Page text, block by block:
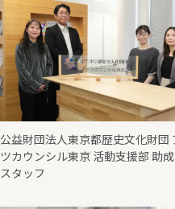
公益財団法人東京都歴史文化財団
ツカウンシル東京 活動支援部 助
スタッフ